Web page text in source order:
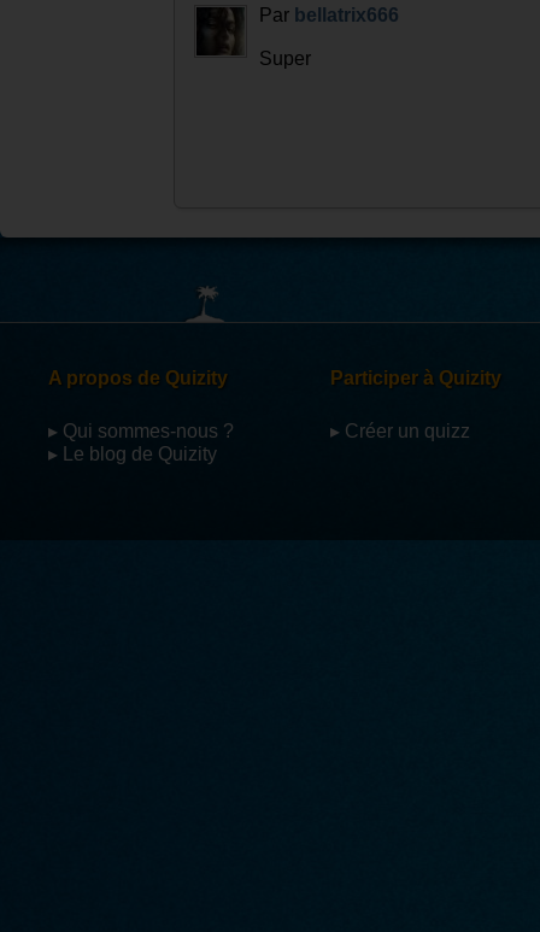
Par bellatrix666
Super
A propos de Quizity
▸ Qui sommes-nous ?
▸ Le blog de Quizity
Participer à Quizity
▸ Créer un quizz